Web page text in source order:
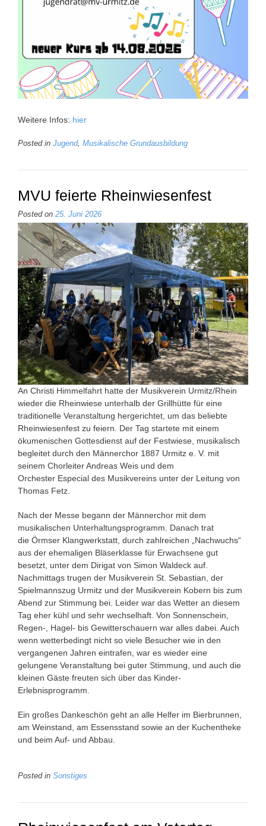
Weitere Infos: hier
Posted in Jugend, Musikalische Grundausbildung
MVU feierte Rheinwiesenfest
Posted on 25. Juni 2026
An Christi Himmelfahrt hatte der Musikverein Urmitz/Rhein
wieder die Rheinwiese unterhalb der Grillhütte für eine
traditionelle Veranstaltung hergerichtet, um das beliebte
Rheinwiesenfest zu feiern. Der Tag startete mit einem
ökumenischen Gottesdienst auf der Festwiese, musikalisch
begleitet durch den Männerchor 1887 Urmitz e. V. mit
seinem Chorleiter Andreas Weis und dem
Orchester Especial des Musikvereins unter der Leitung von
Thomas Fetz.
Nach der Messe begann der Männerchor mit dem
musikalischen Unterhaltungsprogramm. Danach trat
die Örmser Klangwerkstatt, durch zahlreichen „Nachwuchs“
aus der ehemaligen Bläserklasse für Erwachsene gut
besetzt, unter dem Dirigat von Simon Waldeck auf.
Nachmittags trugen der Musikverein St. Sebastian, der
Spielmannszug Urmitz und der Musikverein Kobern bis zum
Abend zur Stimmung bei. Leider war das Wetter an diesem
Tag eher kühl und sehr wechselhaft. Von Sonnenschein,
Regen-, Hagel- bis Gewitterschauern war alles dabei. Auch
wenn wetterbedingt nicht so viele Besucher wie in den
vergangenen Jahren eintrafen, war es wieder eine
gelungene Veranstaltung bei guter Stimmung, und auch die
kleinen Gäste freuten sich über das Kinder-
Erlebnisprogramm.
Ein großes Dankeschön geht an alle Helfer im Bierbrunnen,
am Weinstand, am Essensstand sowie an der Kuchentheke
und beim Auf- und Abbau.
Posted in Sonstiges